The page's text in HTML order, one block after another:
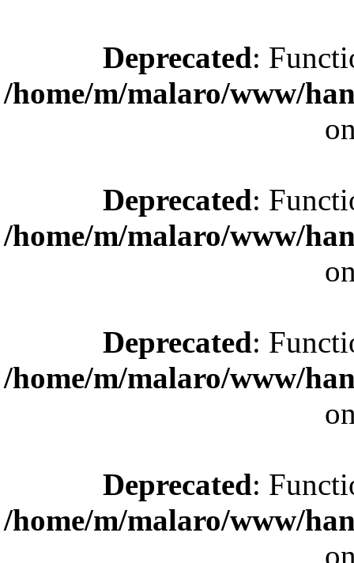
Deprecated:
/home/m/malaro/www/
Deprecated:
/home/m/malaro/www/
Deprecated:
/home/m/malaro/www/
Deprecated:
/home/m/malaro/www/